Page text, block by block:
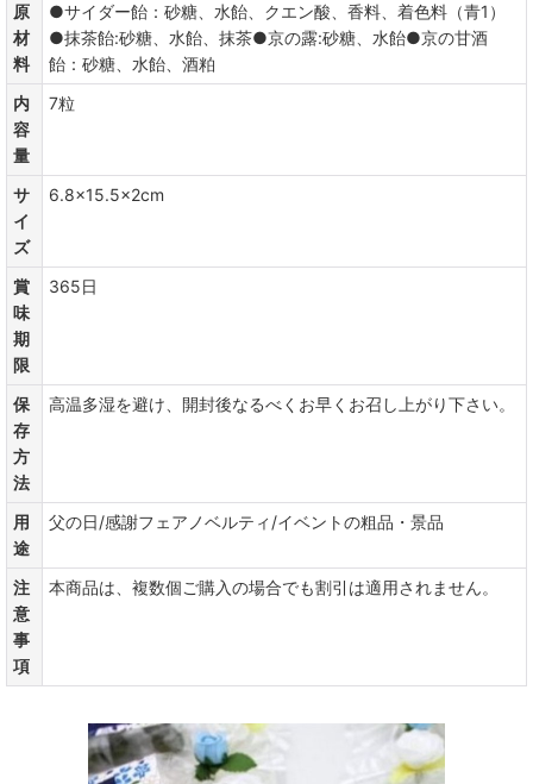
原
材
料
●サイダー飴：砂糖、水飴、クエン酸、香料、着色料（青1）
●抹茶飴:砂糖、水飴、抹茶●京の露:砂糖、水飴●京の甘酒
飴：砂糖、水飴、酒粕
内
容
量
7粒
サ
イ
ズ
6.8×15.5×2cm
賞
味
期
限
365日
保
存
方
法
高温多湿を避け、開封後なるべくお早くお召し上がり下さい。
用
途
父の日/感謝フェアノベルティ/イベントの粗品・景品
注
意
事
項
本商品は、複数個ご購入の場合でも割引は適用されません。